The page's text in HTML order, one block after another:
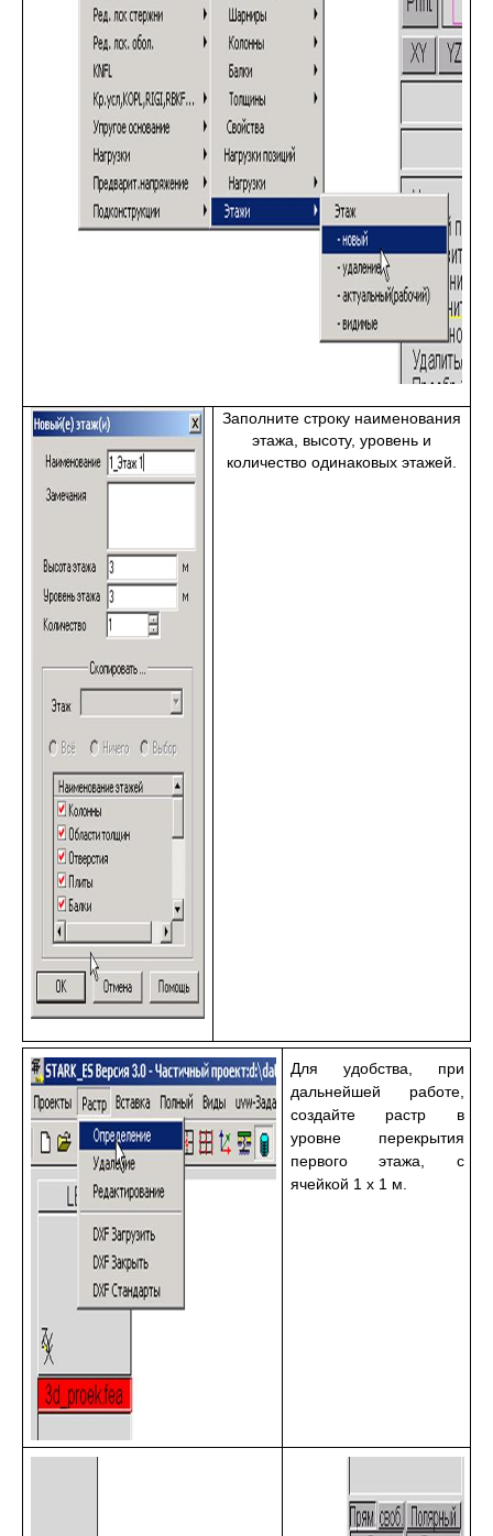
Заполните строку наименования
этажа, высоту, уровень и
количество одинаковых этажей.
Для удобства, при
дальнейшей работе,
создайте растр в
уровне перекрытия
первого этажа, с
ячейкой 1 х 1 м.